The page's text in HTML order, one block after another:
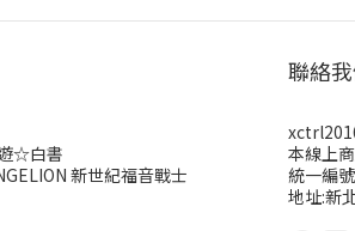
☆白書
新世紀福音戰士
聯絡
本線上
統一編
地址:新